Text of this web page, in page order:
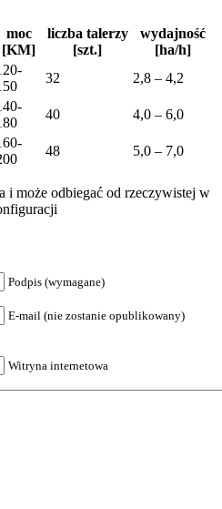
moc
[KM]
liczba talerzy
[szt.]
wydajność
[ha/h]
32 2,8 – 4,2
40 4,0 – 6,0
48 5,0 – 7,0
i może odbiegać od rzeczywistej w
Podpis (wymagane)
E-mail (nie zostanie opublikowany)
Witryna internetowa